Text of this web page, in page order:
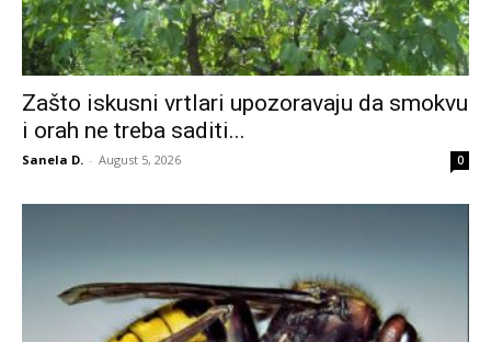
Zašto iskusni vrtlari upozoravaju da smokvu
i orah ne treba saditi...
Sanela D. - August 5, 2026 0